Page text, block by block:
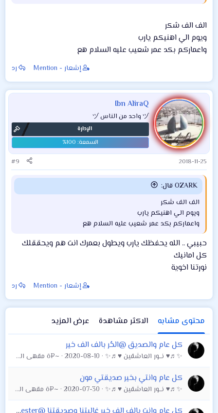
الف الف شكر
ويوم الي اهنيكم يارب
واعماركم بكد عمر شعيب عليه السلام هع
إشعار - Mention رد
Ibn AliraQ
ヅ واحد من الناس ヅ
الإدارة
2018-11-25
#9
OZARK قال:
الف الف شكر
ويوم الي اهنيكم يارب
واعماركم بكد عمر شعيب عليه السلام هع
حبيبي .. الله يحفظك يارب ويطول بعمرك انت هم ويحققلك
كل امانيك
نورتنا اخوية
إشعار - Mention رد
محتوى مشابه الاكثر مشاهدة
عرض المزيد
كل عام والصديق @الحُر بالف الف خير
✨♬♥ نـــور العاشقين ♥♬✨ 2020-08-10 ~¤ô مقهى الشباب ô¤~
كل عام وانتي بخير صديقتي مون
✨♬♥ نـــور العاشقين ♥♬✨ 2020-07-30 ~¤ô مقهى الشباب ô¤~